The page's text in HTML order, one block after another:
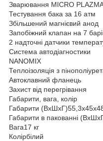
Зварювання MICRO
Тестування бака за 16 атм
Збільшений магнієвий анод
Запобіжний клапан на 7
2 надточні датчики
Система автодіагностики
NANOMIX
Теплоізоляція з
Автоклавний фланець
Захист від перегрівання
Габарити, вага, колір
Габарити
Габарити в пакованні
Вага17 кг
Колірбілий